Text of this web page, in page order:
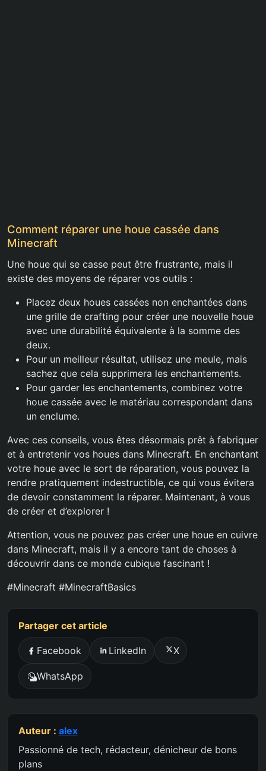
Comment réparer une houe cassée dans
Minecraft
Une houe qui se casse peut être frustrante, mais il
existe des moyens de réparer vos outils :
Placez deux houes cassées non enchantées dans
une grille de crafting pour créer une nouvelle houe
avec une durabilité équivalente à la somme des
deux.
Pour un meilleur résultat, utilisez une meule, mais
sachez que cela supprimera les enchantements.
Pour garder les enchantements, combinez votre
houe cassée avec le matériau correspondant dans
un enclume.
Avec ces conseils, vous êtes désormais prêt à fabriquer
et à entretenir vos houes dans Minecraft. En enchantant
votre houe avec le sort de réparation, vous pouvez la
rendre pratiquement indestructible, ce qui vous évitera
de devoir constamment la réparer. Maintenant, à vous
de créer et d’explorer !
Attention, vous ne pouvez pas créer une houe en cuivre
dans Minecraft, mais il y a encore tant de choses à
découvrir dans ce monde cubique fascinant !
#Minecraft #MinecraftBasics
Partager cet article
Facebook LinkedIn X
WhatsApp
Auteur : alex
Passionné de tech, rédacteur, dénicheur de bons
plans